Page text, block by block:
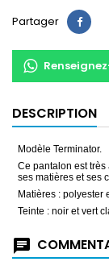
Partager
DESCRIPTION
Modèle Terminator.
Ce pantalon est
ses matières et ses
Matières : polyester
Teinte : noir et vert